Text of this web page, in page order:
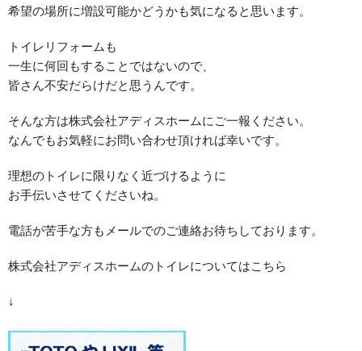
希望の場所に増設可能かどうかも気になると思います。
トイレリフォームも
一生に何回もすることではないので、
皆さん不安だらけだと思うんです。
そんな方は株式会社アディスホームにご一報ください。
なんでもお気軽にお問い合わせ頂ければ幸いです。
理想のトイレに限りなく近づけるように
お手伝いさせてくださいね。
電話が苦手な方もメールでのご連絡お待ちしております。
株式会社アディスホームのトイレについてはこちら
↓